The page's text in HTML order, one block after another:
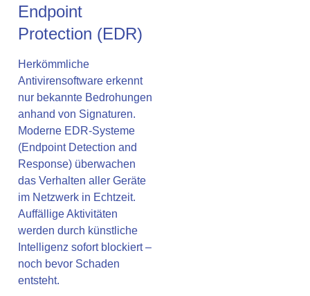
Endpoint
Protection (EDR)
Herkömmliche
Antivirensoftware erkennt
nur bekannte Bedrohungen
anhand von Signaturen.
Moderne EDR-Systeme
(Endpoint Detection and
Response) überwachen
das Verhalten aller Geräte
im Netzwerk in Echtzeit.
Auffällige Aktivitäten
werden durch künstliche
Intelligenz sofort blockiert –
noch bevor Schaden
entsteht.